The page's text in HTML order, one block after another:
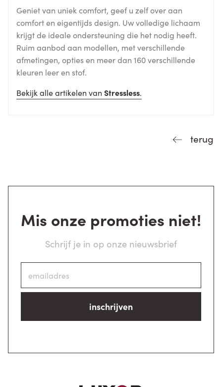
Geniet van uniek comfort, geef u zelf over aan
comfort en eigentijds design. Uw volledige lichaam
krijgt de ideale ondersteuning die het nodig heeft.
Ruim aanbod aan modellen, met verschillende
afmetingen, opties en meer dan 160 verschillende
kleuren leer en stof.
Bekijk alle artikelen van Stressless.
terug
Mis onze promoties niet!
Schrijf je in op onze nieuwsbrief
inschrijven